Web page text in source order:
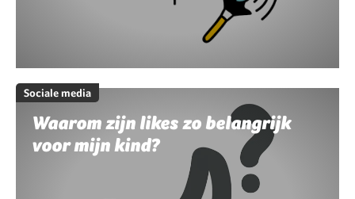
Sociale media
Waarom zijn likes zo belangrijk
voor mijn kind?